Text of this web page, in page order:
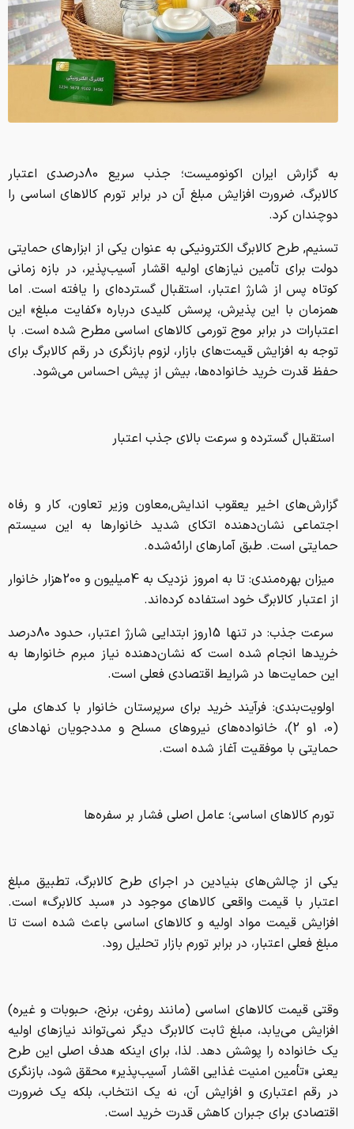
به گزارش ایران اکونومیست؛ جذب سریع 80درصدی اعتبار
کالابرگ، ضرورت افزایش مبلغ آن در برابر تورم کالاهای اساسی را
دوچندان کرد.
تسنیم, طرح کالابرگ الکترونیکی به عنوان یکی از ابزارهای حمایتی
دولت برای تأمین نیازهای اولیه اقشار آسیب‌پذیر، در بازه زمانی
کوتاه پس از شارژ اعتبار، استقبال گسترده‌ای را یافته است. اما
همزمان با این پذیرش، پرسش کلیدی درباره «کفایت مبلغ» این
اعتبارات در برابر موج تورمی کالاهای اساسی مطرح شده است. با
توجه به افزایش قیمت‌های بازار، لزوم بازنگری در رقم کالابرگ برای
حفظ قدرت خرید خانواده‌ها، بیش از پیش احساس می‌شود.
استقبال گسترده و سرعت بالای جذب اعتبار
گزارش‌های اخیر یعقوب اندایش,معاون وزیر تعاون، کار و رفاه
اجتماعی نشان‌دهنده اتکای شدید خانوارها به این سیستم
حمایتی است. طبق آمارهای ارائه‌شده.
میزان بهره‌مندی: تا به امروز نزدیک به 4میلیون و 200هزار خانوار
از اعتبار کالابرگ خود استفاده کرده‌اند.
سرعت جذب: در تنها 15روز ابتدایی شارژ اعتبار، حدود 80درصد
خریدها انجام شده است که نشان‌دهنده نیاز مبرم خانوارها به
این حمایت‌ها در شرایط اقتصادی فعلی است.
اولویت‌بندی: فرآیند خرید برای سرپرستان خانوار با کدهای ملی
(0، 1و 2)، خانواده‌های نیروهای مسلح و مددجویان نهادهای
حمایتی با موفقیت آغاز شده است.
تورم کالاهای اساسی؛ عامل اصلی فشار بر سفره‌ها
یکی از چالش‌های بنیادین در اجرای طرح کالابرگ، تطبیق مبلغ
اعتبار با قیمت واقعی کالاهای موجود در «سبد کالابرگ» است.
افزایش قیمت مواد اولیه و کالاهای اساسی باعث شده است تا
مبلغ فعلی اعتبار، در برابر تورم بازار تحلیل رود.
وقتی قیمت کالاهای اساسی (مانند روغن، برنج، حبوبات و غیره)
افزایش می‌یابد، مبلغ ثابت کالابرگ دیگر نمی‌تواند نیازهای اولیه
یک خانواده را پوشش دهد. لذا، برای اینکه هدف اصلی این طرح
یعنی «تأمین امنیت غذایی اقشار آسیب‌پذیر» محقق شود، بازنگری
در رقم اعتباری و افزایش آن، نه یک انتخاب، بلکه یک ضرورت
اقتصادی برای جبران کاهش قدرت خرید است.